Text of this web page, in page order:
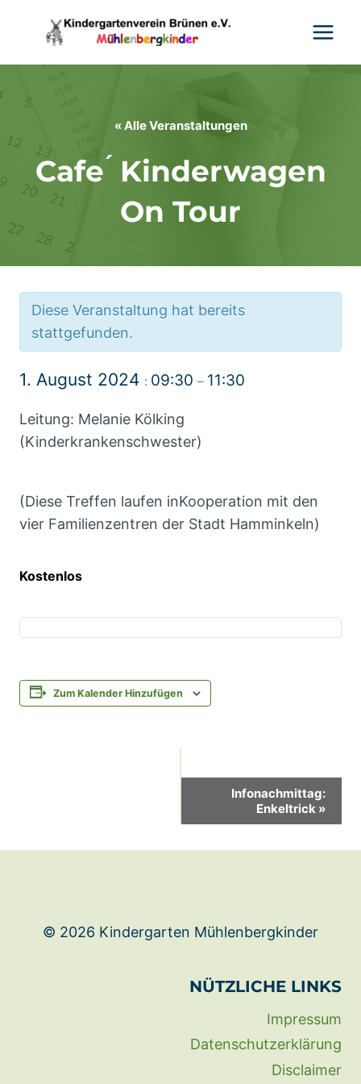
« Alle Veranstaltungen
Cafe ́ Kinderwagen
On Tour
Diese Veranstaltung hat bereits
stattgefunden.
1. August 2024 : 09:30 – 11:30
Leitung: Melanie Kölking
(Kinderkrankenschwester)
(Diese Treffen laufen inKooperation mit den
vier Familienzentren der Stadt Hamminkeln)
Kostenlos
Zum Kalender Hinzufügen
Infonachmittag:
Enkeltrick »
© 2026 Kindergarten Mühlenbergkinder
NÜTZLICHE LINKS
Impressum
Datenschutzerklärung
Disclaimer